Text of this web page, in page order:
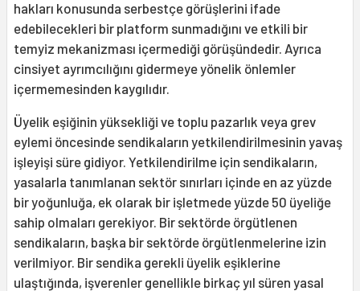
hakları konusunda serbestçe görüşlerini ifade
edebilecekleri bir platform sunmadığını ve etkili bir
temyiz mekanizması içermediği görüşündedir. Ayrıca
cinsiyet ayrımcılığını gidermeye yönelik önlemler
içermemesinden kaygılıdır.
Üyelik eşiğinin yüksekliği ve toplu pazarlık veya grev
eylemi öncesinde sendikaların yetkilendirilmesinin yavaş
işleyişi süre gidiyor. Yetkilendirilme için sendikaların,
yasalarla tanımlanan sektör sınırları içinde en az yüzde
bir yoğunluğa, ek olarak bir işletmede yüzde 50 üyeliğe
sahip olmaları gerekiyor. Bir sektörde örgütlenen
sendikaların, başka bir sektörde örgütlenmelerine izin
verilmiyor. Bir sendika gerekli üyelik eşiklerine
ulaştığında, işverenler genellikle birkaç yıl süren yasal